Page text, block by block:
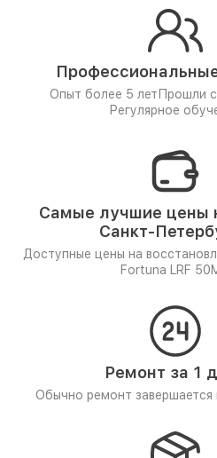
Опыт более 5 лет Прошли
Регулярное
Самые лучшие цены
Санкт-
Доступные цены на
Fortuna LRF
Ремонт за 1
Обычно ремонт завершается